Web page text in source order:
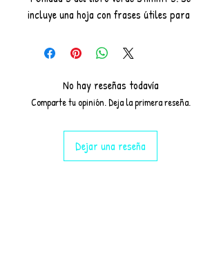
incluye una hoja con frases útiles para
consultarla. Actividades como lectura,
escucha y trabajo en parejas
(practicar la escucha y el habla).
Necesita suscripciones a Stimmt 3
para la tarea de escucha.
Se incluyen respuestas que hacen que
esta lección sea ideal para profesores
no especializados y de cobertura.
No hay reseñas todavía
Comparte tu opinión. Deja la primera reseña.
Dejar una reseña